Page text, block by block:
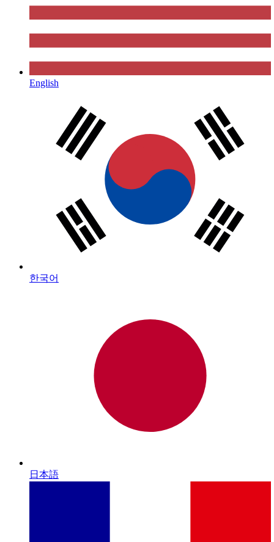
English
한국어
日本語